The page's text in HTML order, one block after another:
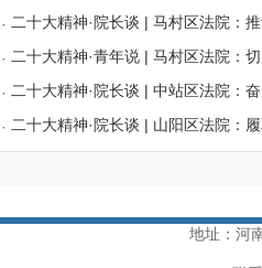
· 二十大精神·院长谈 | 马村区法院：
· 二十大精神·青年说 | 马村区法院：
· 二十大精神·院长谈 | 中站区法院：
· 二十大精神·院长谈 | 山阳区法院：
地址：河